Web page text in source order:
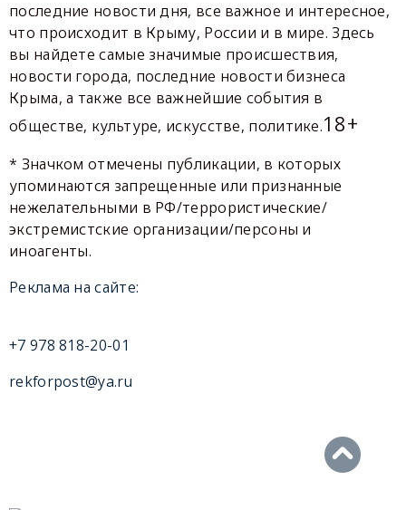
последние новости дня, все важное и интересное,
что происходит в Крыму, России и в мире. Здесь
вы найдете самые значимые происшествия,
новости города, последние новости бизнеса
Крыма, а также все важнейшие события в
обществе, культуре, искусстве, политике.18+
* Значком отмечены публикации, в которых
упоминаются запрещенные или признанные
нежелательными в РФ/террористические/
экстремистские организации/персоны и
иноагенты.
Реклама на сайте:
+7 978 818-20-01
rekforpost@ya.ru